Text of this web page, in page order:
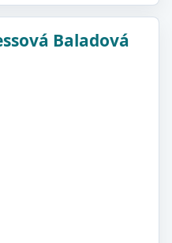
Baladová